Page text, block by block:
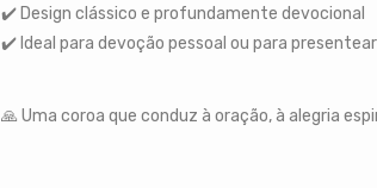
✔️ Design clássico e profundamente devocional
✔️ Ideal para devoção pessoal ou para presentear
🙏 Uma coroa que conduz à oração, à alegria